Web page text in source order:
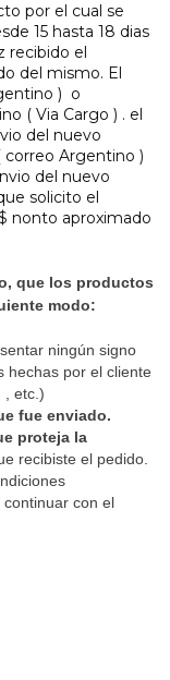
por el cual se
15 hasta 18 dias
recibido el
del mismo. El
) o
( Via Cargo ) . el
del nuevo
Argentino )
del nuevo
solicito el
nonto aproximado
que los productos
modo:
ningún signo
hechas por el cliente
, etc.)
fue enviado.
proteja la
recibiste el pedido.
con el